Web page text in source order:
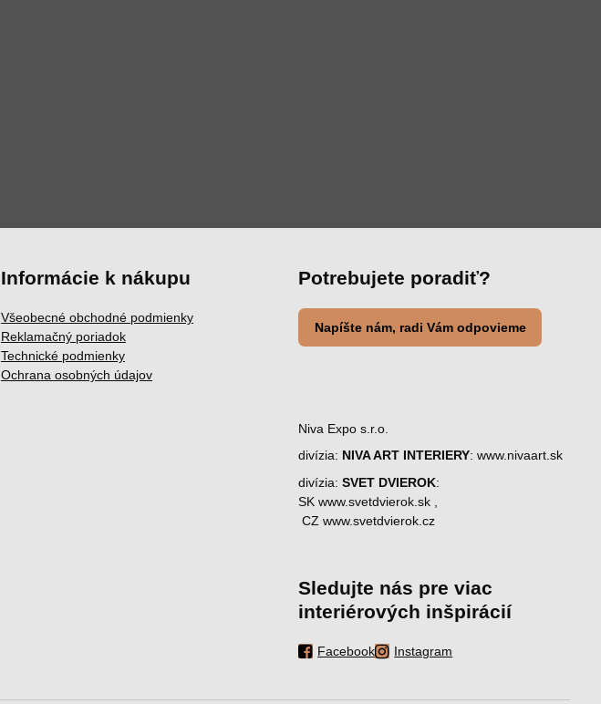
Informácie k nákupu
Všeobecné obchodné podmienky
Reklamačný poriadok
Technické podmienky
Ochrana osobných údajov
Potrebujete poradiť?
Napíšte nám, radi Vám odpovieme
Niva Expo s.r.o.
divízia: NIVA ART INTERIERY:www.nivaart.sk
divízia:SVET DVIEROK:
SKwww.svetdvierok.sk
CZwww.svetdvierok.cz
Sledujte nás pre viac
interiérových inšpirácií
Facebook Instagram